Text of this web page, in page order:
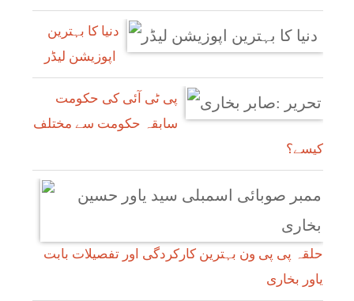
دنیا کا بہترین
پی ٹی آئی کی حکومت
سابقہ حکومت سے مختلف
کیسے؟
حلقہ پی پی ون بہترین کارکردگی اور تفصیلات بابت
یاور بخاری